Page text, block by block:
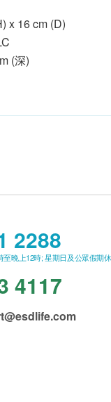
x 16 cm (D)
(深)
2288
至晚上12時; 星期日及公眾假期
4117